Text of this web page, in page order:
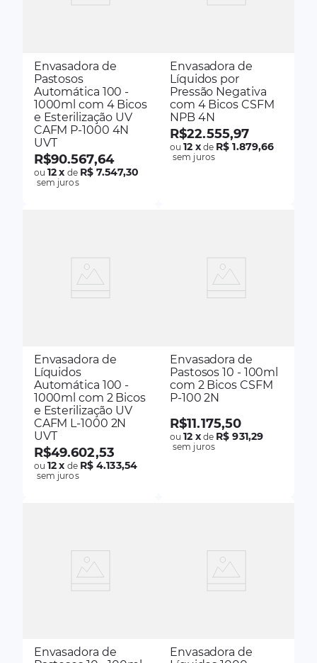
Envasadora de
Pastosos
Automática 100 -
1000ml com 4 Bicos
e Esterilização UV
CAFM P-1000 4N
UVT
R$90.567,64
ou12x de R$ 7.547,30
sem juros
Envasadora de
Líquidos por
Pressão Negativa
com 4 Bicos CSFM
NPB 4N
R$22.555,97
ou12 xde R$ 1.879,66
sem juros
Envasadora de
Líquidos
Automática 100 -
1000ml com 2 Bicos
e Esterilização UV
CAFM L-1000 2N
UVT
R$49.602,53
ou12x de R$ 4.133,54
sem juros
Envasadora de
Pastosos 10 - 100ml
com 2 Bicos CSFM
P-100 2N
R$11.175,50
ou12 xde R$ 931,29
sem juros
Envasadora de
Envasadora de